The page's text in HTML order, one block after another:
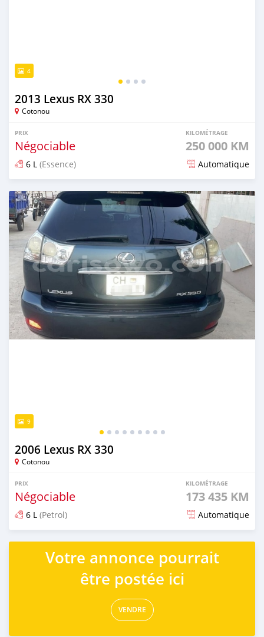
4
2013 Lexus RX 330
Cotonou
PRIX
Négociable
KILOMÉTRAGE
250 000 KM
6 L (Essence) Automatique
Publié il y a 3 mois
9
2006 Lexus RX 330
Cotonou
PRIX
Négociable
KILOMÉTRAGE
173 435 KM
6 L (Petrol) Automatique
Publié il y a 3 mois
Votre annonce pourrait
être postée ici
VENDRE